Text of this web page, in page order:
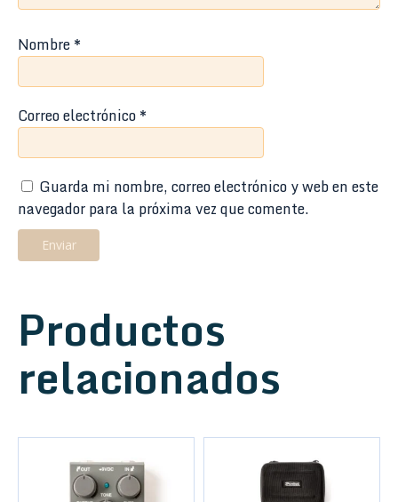
Nombre*
Correo electrónico*
Guarda mi nombre, correo electrónico y web en este
navegador para la próxima vez que comente.
Productos
relacionados